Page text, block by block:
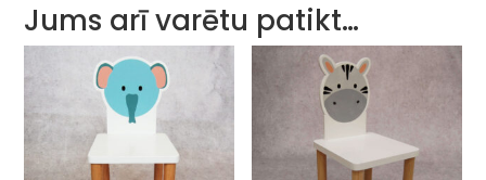
Jums arī varētu patikt…